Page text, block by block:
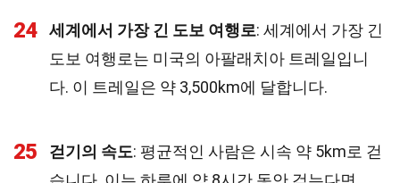
24 세계에서 가장 긴 도보 여행로: 세계에서 가장 긴
도보 여행로는 미국의 아팔래치아 트레일입니
다. 이 트레일은 약 3,500km에 달합니다.
25 걷기의 속도: 평균적인 사람은 시속 약 5km로 걷